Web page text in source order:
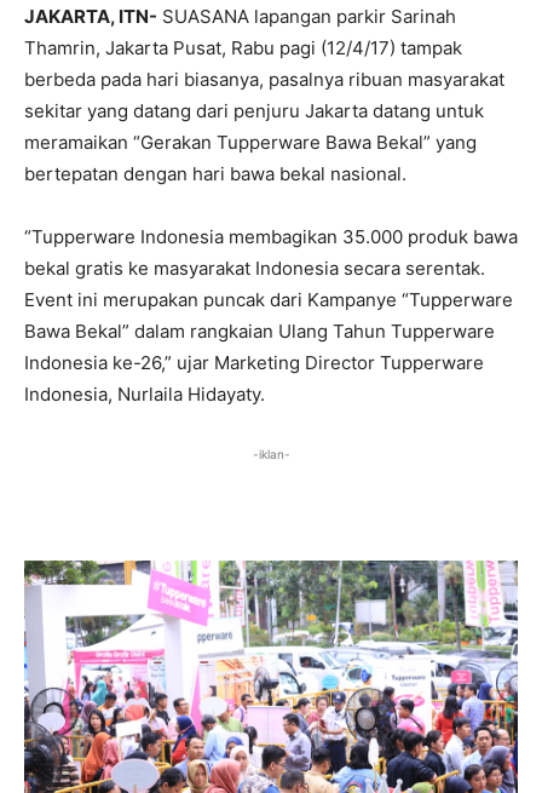
JAKARTA, ITN- SUASANA lapangan parkir Sarinah
Thamrin, Jakarta Pusat, Rabu pagi (12/4/17) tampak
berbeda pada hari biasanya, pasalnya ribuan masyarakat
sekitar yang datang dari penjuru Jakarta datang untuk
meramaikan “Gerakan Tupperware Bawa Bekal” yang
bertepatan dengan hari bawa bekal nasional.
“Tupperware Indonesia membagikan 35.000 produk bawa
bekal gratis ke masyarakat Indonesia secara serentak.
Event ini merupakan puncak dari Kampanye “Tupperware
Bawa Bekal” dalam rangkaian Ulang Tahun Tupperware
Indonesia ke-26,” ujar Marketing Director Tupperware
Indonesia, Nurlaila Hidayaty.
-iklan-